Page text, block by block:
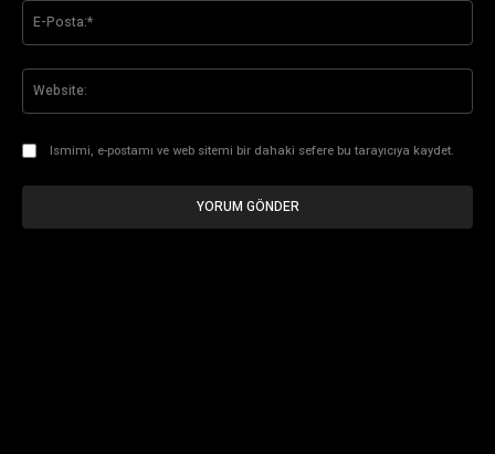
Ismimi, e-postamı ve web sitemi bir dahaki sefere bu tarayıcıya kaydet.